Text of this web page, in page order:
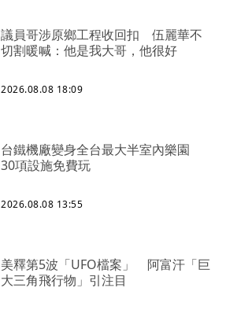
議員哥涉原鄉工程收回扣 伍麗華不
切割暖喊：他是我大哥，他很好
2026.08.08 18:09
台鐵機廠變身全台最大半室內樂園
30項設施免費玩
2026.08.08 13:55
美釋第5波「UFO檔案」 阿富汗「巨
大三角飛行物」引注目